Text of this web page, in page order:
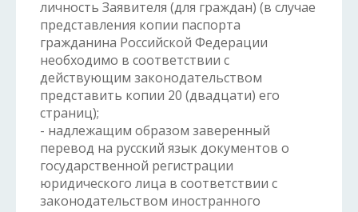
личность Заявителя (для граждан) (в случае
представления копии паспорта
гражданина Российской Федерации
необходимо в соответствии с
действующим законодательством
представить копии 20 (двадцати) его
страниц);
- надлежащим образом заверенный
перевод на русский язык документов о
государственной регистрации
юридического лица в соответствии с
законодательством иностранного